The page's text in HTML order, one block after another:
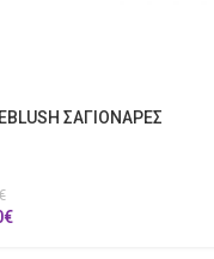
ΣΑΓΙΟΝΑΡΕΣ
€